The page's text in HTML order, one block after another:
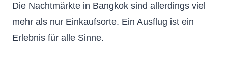
Die Nachtmärkte in Bangkok sind allerdings viel
mehr als nur Einkaufsorte. Ein Ausflug ist ein
Erlebnis für alle Sinne.